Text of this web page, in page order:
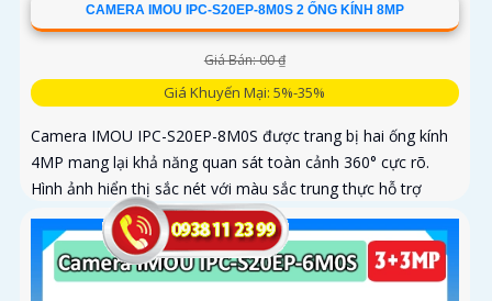
CAMERA IMOU IPC-S20EP-8M0S 2 ỐNG KÍNH 8MP
Giá Bán: 00 ₫
Giá Khuyến Mại: 5%-35%
Camera IMOU IPC-S20EP-8M0S được trang bị hai ống kính
4MP mang lại khả năng quan sát toàn cảnh 360° cực rõ.
Hình ảnh hiển thị sắc nét với màu sắc trung thực hỗ trợ
quay ngang 355° và dọc 90°